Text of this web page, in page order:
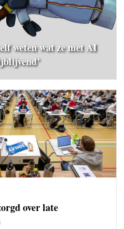
weten wat ze met AI
over late